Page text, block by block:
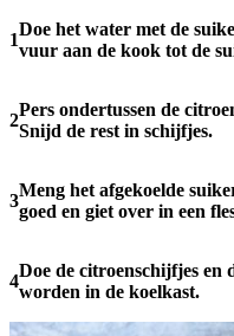
1
Doe het water met de
vuur aan de kook tot de
2
Pers ondertussen de
Snijd de rest in schijfjes.
3
Meng het afgekoelde
goed en giet over in een
4
Doe de citroenschijfjes en
worden in de koelkast.